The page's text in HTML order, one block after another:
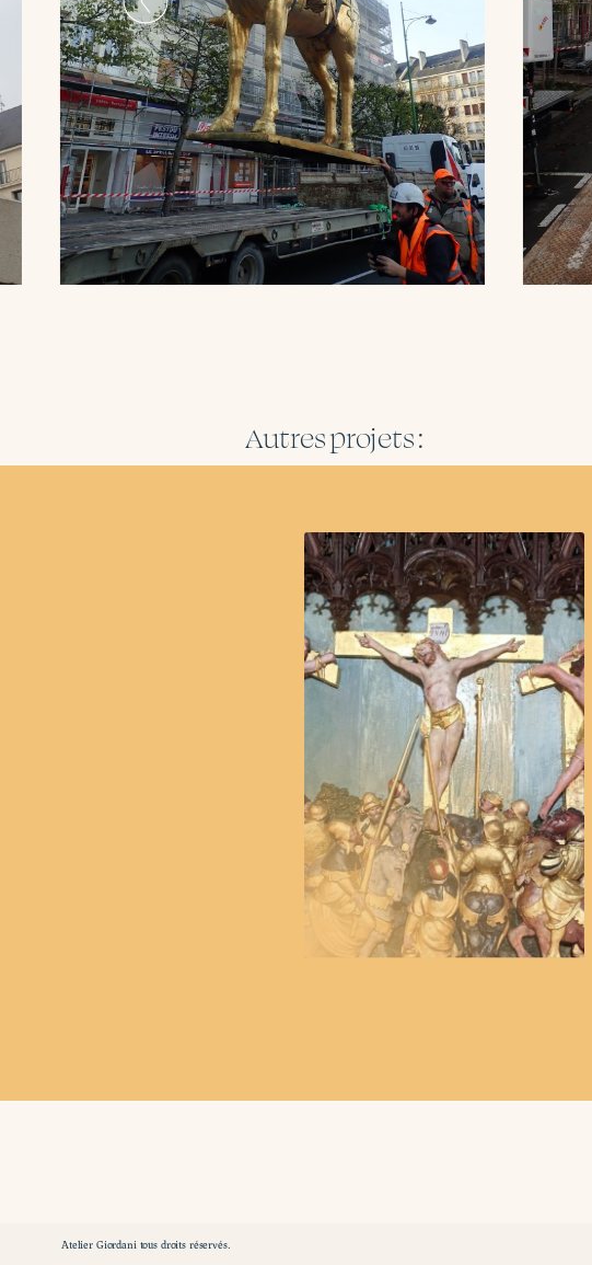
Autres projets :
Atelier Giordani tous droits réservés.